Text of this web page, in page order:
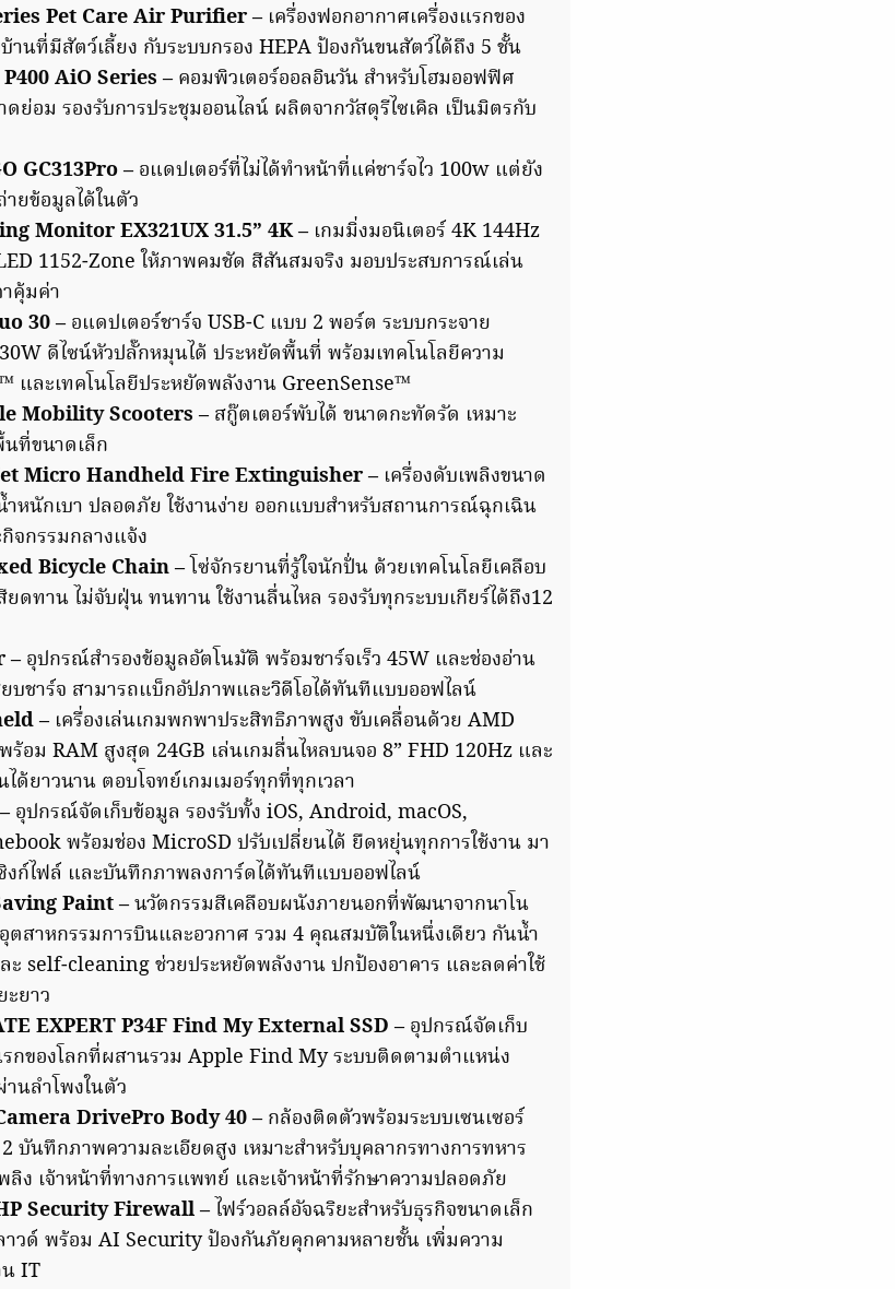
Pet Care Air Purifier – เครื่องฟอกอากาศเครื่องแรกของ
นที่มีสัตว์เลี้ยง กับระบบกรอง HEPA ป้องกันขนสัตว์ได้ถึง 5 ชั้น
AiO Series – คอมพิวเตอร์ออลอินวัน สำหรับโฮมออฟฟิศ
ย่อม รองรับการประชุมออนไลน์ ผลิตจากวัสดุรีไซเคิล เป็นมิตรกับ
GC313Pro – อแดปเตอร์ที่ไม่ได้ทำหน้าที่แค่ชาร์จไว 100w แต่ยัง
ยข้อมูลได้ในตัว
Monitor EX321UX 31.5” 4K – เกมมิ่งมอนิเตอร์ 4K 144Hz
1152-Zone ให้ภาพคมชัด สีสันสมจริง มอบประสบการณ์เล่น
คุ้มค่า
30 – อแดปเตอร์ชาร์จ USB-C แบบ 2 พอร์ต ระบบกระจาย
ดีไซน์หัวปลั๊กหมุนได้ ประหยัดพื้นที่ พร้อมเทคโนโลยีความ
ละเทคโนโลยีประหยัดพลังงาน GreenSense™
Mobility Scooters – สกู๊ตเตอร์พับได้ ขนาดกะทัดรัด เหมาะ
ที่ขนาดเล็ก
Micro Handheld Fire Extinguisher – เครื่องดับเพลิงขนาด
หนักเบา ปลอดภัย ใช้งานง่าย ออกแบบสำหรับสถานการณ์ฉุกเฉิน
จกรรมกลางแจ้ง
Bicycle Chain – โซ่จักรยานที่รู้ใจนักปั่น ด้วยเทคโนโลยีเคลือบ
ดทาน ไม่จับฝุ่น ทนทาน ใช้งานลื่นไหล รองรับทุกระบบเกียร์ได้ถึง12
– อุปกรณ์สำรองข้อมูลอัตโนมัติ พร้อมชาร์จเร็ว 45W และช่องอ่าน
บชาร์จ สามารถแบ็กอัปภาพและวิดีโอได้ทันทีแบบออฟไลน์
– เครื่องเล่นเกมพกพาประสิทธิภาพสูง ขับเคลื่อนด้วย AMD
อม RAM สูงสุด 24GB เล่นเกมลื่นไหลบนจอ 8” FHD 120Hz และ
ด้ยาวนาน ตอบโจทย์เกมเมอร์ทุกที่ทุกเวลา
อุปกรณ์จัดเก็บข้อมูล รองรับทั้ง iOS, Android, macOS,
พร้อมช่อง MicroSD ปรับเปลี่ยนได้ ยืดหยุ่นทุกการใช้งาน มา
ก์ไฟล์ และบันทึกภาพลงการ์ดได้ทันทีแบบออฟไลน์
Paint –นวัตกรรมสีเคลือบผนังภายนอกที่พัฒนาจากนาโน
ตสาหกรรมการบินและอวกาศ รวม 4 คุณสมบัติในหนึ่งเดียว กันน้ำ
ะ self-cleaning ช่วยประหยัดพลังงาน ปกป้องอาคาร และลดค่าใช้
ะยาว
EXPERT P34F Find My External SSD – อุปกรณ์จัดเก็บ
กของโลกที่ผสานรวม Apple Find My ระบบติดตามตำแหน่ง
นลำโพงในตัว
DrivePro Body 40 – กล้องติดตัวพร้อมระบบเซนเซอร์
บันทึกภาพความละเอียดสูง เหมาะสำหรับบุคลากรทางการทหาร
ลิง เจ้าหน้าที่ทางการแพทย์ และเจ้าหน้าที่รักษาความปลอดภัย
Security Firewall – ไฟร์วอลล์อัจฉริยะสำหรับธุรกิจขนาดเล็ก
าวด์ พร้อม AI Security ป้องกันภัยคุกคามหลายชั้น เพิ่มความ
IT